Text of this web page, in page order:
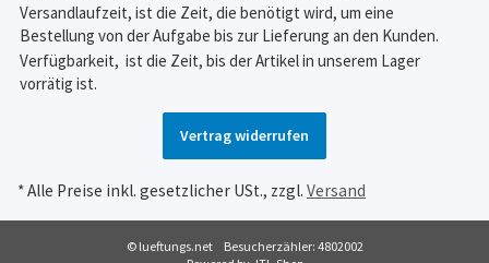
Versandlaufzeit, ist die Zeit, die benötigt wird, um eine
Bestellung von der Aufgabe bis zur Lieferung an den Kunden.
Verfügbarkeit, ist die Zeit, bis der Artikel in unserem Lager
vorrätig ist.
Vertrag widerrufen
* Alle Preise inkl. gesetzlicher USt., zzgl. Versand
© lueftungs.net
Besucherzähler: 4802002